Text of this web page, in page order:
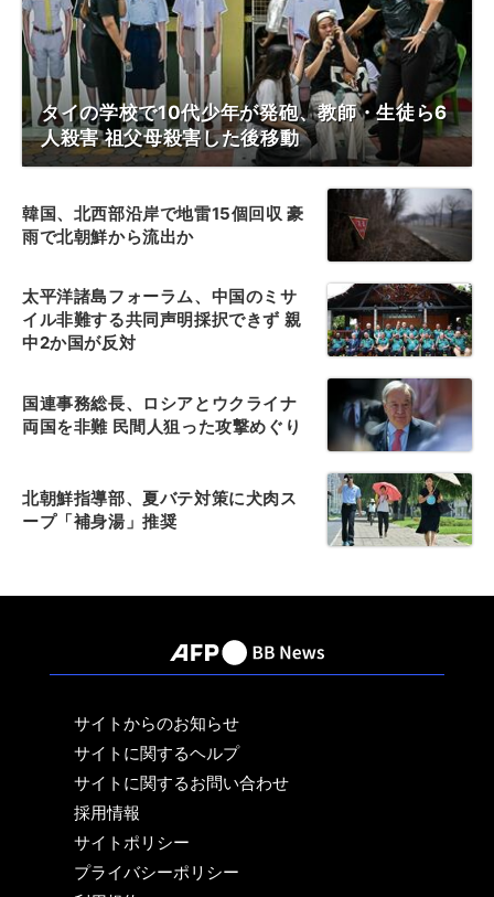
タイの学校で10代少年が発砲、教師・生徒ら6
人殺害 祖父母殺害した後移動
韓国、北西部沿岸で地雷15個回収 豪
雨で北朝鮮から流出か
太平洋諸島フォーラム、中国のミサ
イル非難する共同声明採択できず 親
中2か国が反対
国連事務総長、ロシアとウクライナ
両国を非難 民間人狙った攻撃めぐり
北朝鮮指導部、夏バテ対策に犬肉ス
ープ「補身湯」推奨
サイトからのお知らせ
サイトに関するヘルプ
サイトに関するお問い合わせ
採用情報
サイトポリシー
プライバシーポリシー